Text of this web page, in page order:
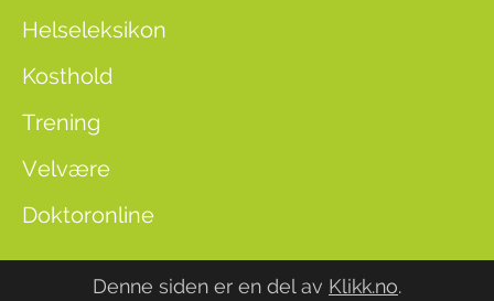
Helseleksikon
Kosthold
Trening
Velvære
Doktoronline
Denne siden er en del av Klikk.no.